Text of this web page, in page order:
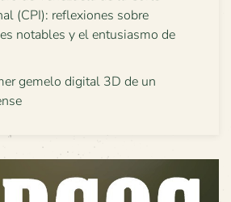
(CPI): reflexiones sobre
notables y el entusiasmo de
gemelo digital 3D de un